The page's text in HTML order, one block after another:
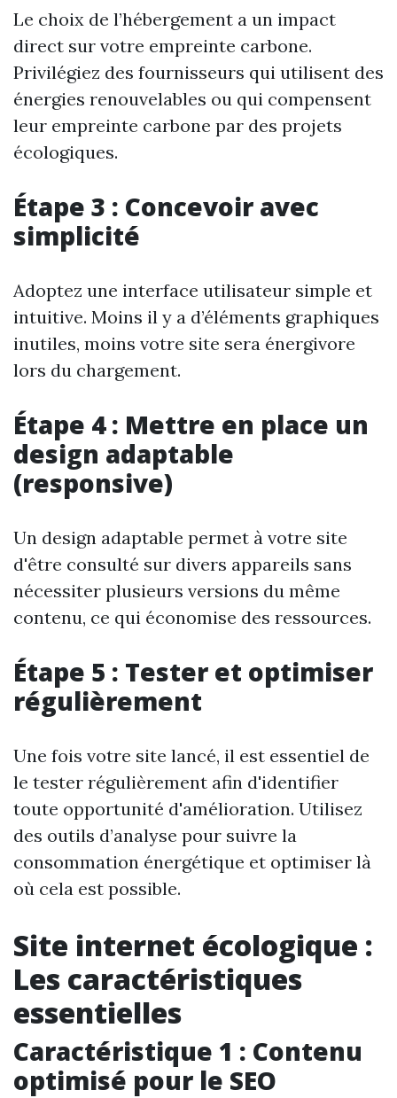
Le choix de l’hébergement a un impact
direct sur votre empreinte carbone.
Privilégiez des fournisseurs qui utilisent des
énergies renouvelables ou qui compensent
leur empreinte carbone par des projets
écologiques.
Étape 3 : Concevoir avec
simplicité
Adoptez une interface utilisateur simple et
intuitive. Moins il y a d’éléments graphiques
inutiles, moins votre site sera énergivore
lors du chargement.
Étape 4 : Mettre en place un
design adaptable
(responsive)
Un design adaptable permet à votre site
d'être consulté sur divers appareils sans
nécessiter plusieurs versions du même
contenu, ce qui économise des ressources.
Étape 5 : Tester et optimiser
régulièrement
Une fois votre site lancé, il est essentiel de
le tester régulièrement afin d'identifier
toute opportunité d'amélioration. Utilisez
des outils d’analyse pour suivre la
consommation énergétique et optimiser là
où cela est possible.
Site internet écologique :
Les caractéristiques
essentielles
Caractéristique 1 : Contenu
optimisé pour le SEO